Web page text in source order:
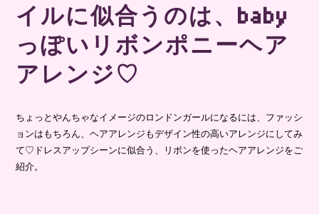
イルに似合うのは、baby
っぽいリボンポニーヘア
アレンジ♡
ちょっとやんちゃなイメージのロンドンガールになるには、ファッシ
ョンはもちろん、ヘアアレンジもデザイン性の高いアレンジにしてみ
て♡ドレスアップシーンに似合う、リボンを使ったヘアアレンジをご
紹介。